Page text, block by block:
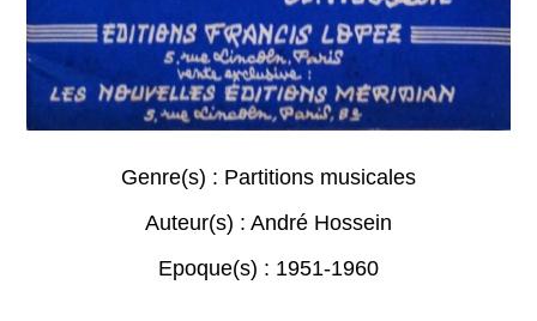
Genre(s) : Partitions musicales
Auteur(s) : André Hossein
Epoque(s) : 1951-1960